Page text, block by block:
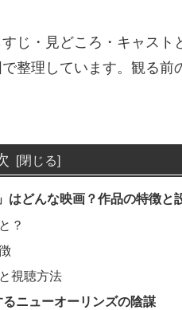
じ・見どころ・キャスト
整理しています。観る前
はどんな映画？作品の特徴と
？
視聴方法
ニューオーリンズの陰謀